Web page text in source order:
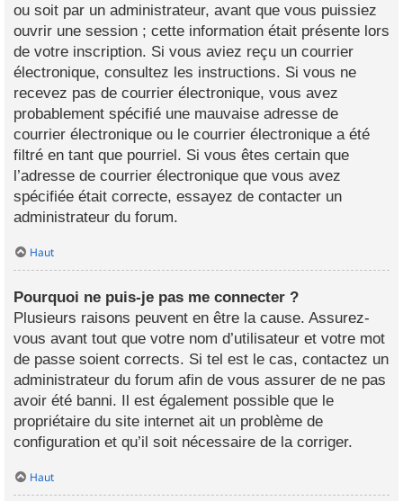
ou soit par un administrateur, avant que vous puissiez
ouvrir une session ; cette information était présente lors
de votre inscription. Si vous aviez reçu un courrier
électronique, consultez les instructions. Si vous ne
recevez pas de courrier électronique, vous avez
probablement spécifié une mauvaise adresse de
courrier électronique ou le courrier électronique a été
filtré en tant que pourriel. Si vous êtes certain que
l’adresse de courrier électronique que vous avez
spécifiée était correcte, essayez de contacter un
administrateur du forum.
Haut
Pourquoi ne puis-je pas me connecter ?
Plusieurs raisons peuvent en être la cause. Assurez-
vous avant tout que votre nom d’utilisateur et votre mot
de passe soient corrects. Si tel est le cas, contactez un
administrateur du forum afin de vous assurer de ne pas
avoir été banni. Il est également possible que le
propriétaire du site internet ait un problème de
configuration et qu’il soit nécessaire de la corriger.
Haut